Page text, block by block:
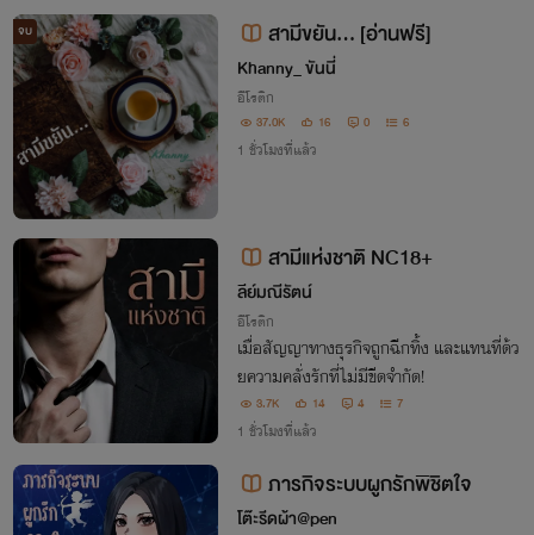
จบ สามีขยัน... [อ่านฟรี]
Khanny_ ขันนี่
อีโรติก
37.0K 16 0 6
1 ชั่วโมงที่แล้ว
สามีแห่งชาติ NC18+
ลีย์มณีรัตน์
อีโรติก
เมื่อสัญญาทางธุรกิจถูกฉีกทิ้ง และแทนที่ด้ว
ยความคลั่งรักที่ไม่มีขีดจำกัด!
3.7K 14 4 7
1 ชั่วโมงที่แล้ว
ภารกิจระบบผูกรักพิชิตใจ
โต๊ะรีดผ้า@pen